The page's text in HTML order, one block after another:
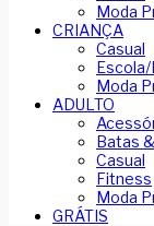
Moda
CRIANÇA
Casual
Moda
ADULTO
Batas
Casual
Fitness
Moda
GRÁTIS